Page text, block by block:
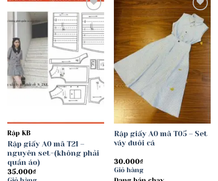
Add to
wishlist
Rập KB
Rập giấy A0 mã T21 –
nguyên set-(không phải
quần áo)
35.000₫
Add to
wishlist
Rập giấy A0 mã T05 – Set
váy đuôi cá
30.000₫
Giỏ hàng